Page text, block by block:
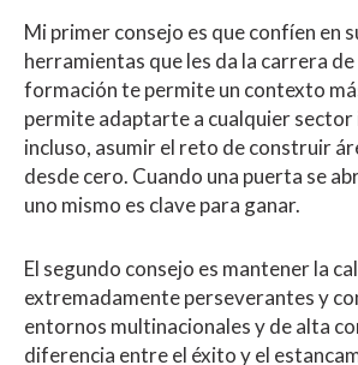
Mi primer consejo es que confíen en
herramientas que les da la carrera
formación te permite un contexto
permite adaptarte a cualquier
incluso, asumir el reto de construir
desde cero. Cuando una puerta se
uno mismo es clave para ganar.
El segundo consejo es mantener la
extremadamente perseverantes y
entornos multinacionales y de alta
diferencia entre el éxito y el